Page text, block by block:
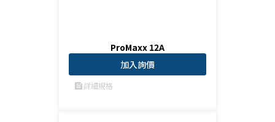
ProMaxx 12A
加入詢價
feed詳細規格